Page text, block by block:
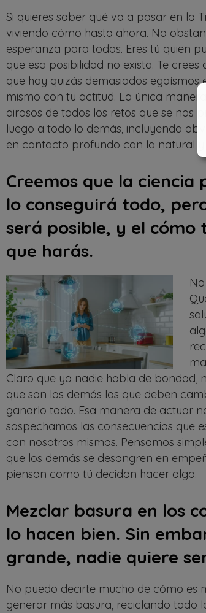
Si quieres saber qué va a pasar en la
viviendo cómo hasta ahora. No
esperanza para todos. Eres tú quien
que esa posibilidad no exista. Te
que hay quizás demasiados
mismo con tu actitud. La única
airosos de todos los retos que se nos
luego a todo lo demás, incluyendo
en contacto profundo con lo natural
Creemos que la
lo conseguirá todo,
será posible, y el cómo
que harás.
Claro que ya nadie habla de bondad,
que son los demás los que deben
ganarlo todo. Esa manera de actuar
sospechamos las consecuencias que
con nosotros mismos. Pensamos
que los demás se desangren en
piensan como tú decidan hacer algo.
Mezclar basura en los
lo hacen bien. Sin
grande, nadie quiere
No puedo decirte mucho de cómo es
generar más basura, reciclando todo